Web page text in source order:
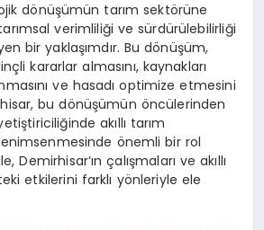
dönüşümün tarım sektörüne
verimliliği ve sürdürülebilirliği
bir yaklaşımdır. Bu dönüşüm,
kararlar almasını, kaynakları
ve hasadı optimize etmesini
bu dönüşümün öncülerinden
akıllı tarım
önemli bir rol
Demirhisar’ın çalışmaları ve akıllı
etkilerini farklı yönleriyle ele